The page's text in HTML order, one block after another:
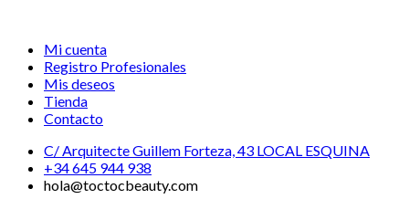
Mi cuenta
Registro Profesionales
Mis deseos
Tienda
Contacto
C/ Arquitecte Guillem Forteza, 43 LOCAL ESQUINA
+34 645 944 938
hola@toctocbeauty.com